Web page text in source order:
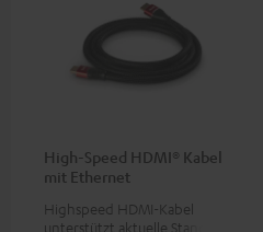
High-Speed HDMI® Kabel
mit Ethernet
Highspeed HDMI-Kabel
unterstützt aktuelle Standards